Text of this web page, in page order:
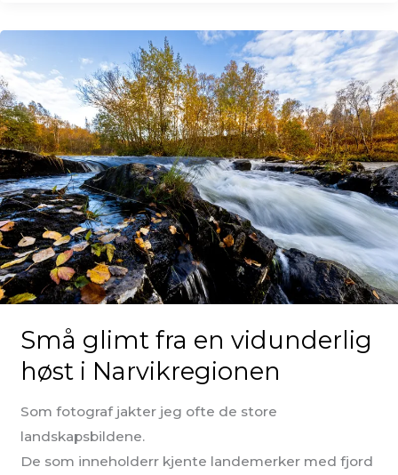
Små glimt fra en vidunderlig
høst i Narvikregionen
Som fotograf jakter jeg ofte de store
landskapsbildene.
De som inneholderr kjente landemerker med fjord